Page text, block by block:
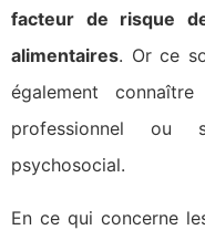
facteur de risque
alimentaires. Or ce
également
professionnel ou
psychosocial.
En ce qui concerne